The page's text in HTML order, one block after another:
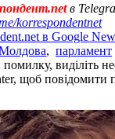
в
korrespondentnet
в Google
, парламент
виділіть
щоб повідомити